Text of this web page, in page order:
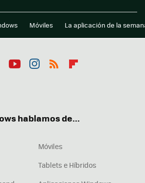
Móviles La aplicación de la
hablamos de...
Móviles
Tablets e Híbridos